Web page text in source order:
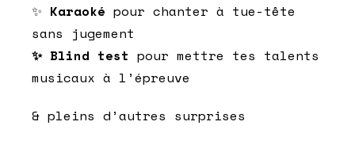
✨ Karaoké pour chanter à tue-tête
sans jugement
✨ Blind test pour mettre tes talents
musicaux à l’épreuve
& pleins d’autres surprises